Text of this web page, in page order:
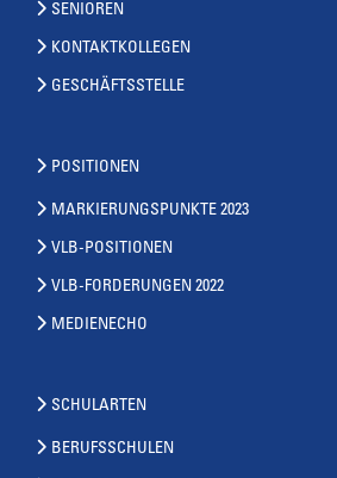
SENIOREN
KONTAKTKOLLEGEN
GESCHÄFTSSTELLE
POSITIONEN
MARKIERUNGSPUNKTE 2023
VLB-POSITIONEN
VLB-FORDERUNGEN 2022
MEDIENECHO
SCHULARTEN
BERUFSSCHULEN